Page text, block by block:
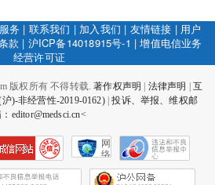
务 | 联系我们 | 加入我们 | 友情链接 | 用户
款 | 沪ICP备14018915号-1 |增值电信业务
经营许可证
版权所有 不得转载.著作权声明 | 法律声明 | 互
)-非经营性-2019-0162)|投诉、举报、维权邮
editor@medsci.cn<
网
络
会